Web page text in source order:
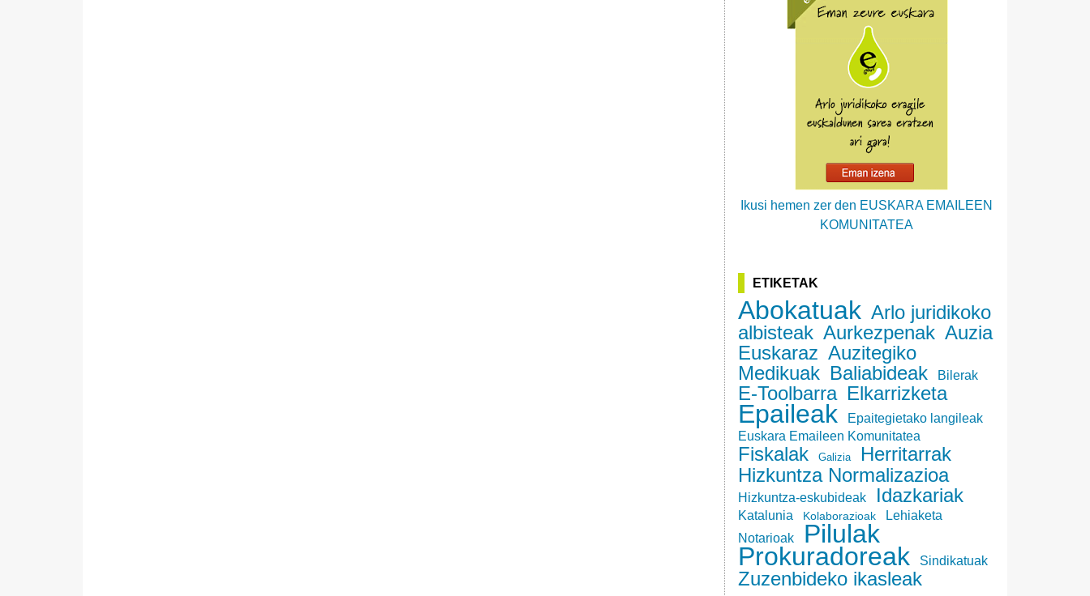
Ikusi hemen zer den EUSKARA EMAILEEN
KOMUNITATEA
ETIKETAK
Abokatuak Arlo juridikoko
albisteak Aurkezpenak Auzia
Euskaraz Auzitegiko
Medikuak Baliabideak Bilerak
E-Toolbarra Elkarrizketa
Epaileak
Epaitegietako langileak
Euskara Emaileen Komunitatea
Fiskalak Galizia
Herritarrak
Hizkuntza Normalizazioa
Hizkuntza-eskubideak Idazkariak
Katalunia Kolaborazioak
Lehiaketa
Notarioak
Pilulak
Prokuradoreak Sindikatuak
Zuzenbideko ikasleak